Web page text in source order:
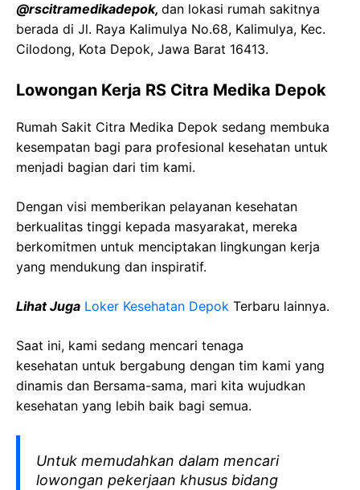
@rscitramedikadepok, dan lokasi rumah sakitnya
berada di Jl. Raya Kalimulya No.68, Kalimulya, Kec.
Cilodong, Kota Depok, Jawa Barat 16413.
Lowongan Kerja RS Citra Medika Depok
Rumah Sakit Citra Medika Depok sedang membuka
kesempatan bagi para profesional kesehatan untuk
menjadi bagian dari tim kami.
Dengan visi memberikan pelayanan kesehatan
berkualitas tinggi kepada masyarakat, mereka
berkomitmen untuk menciptakan lingkungan kerja
yang mendukung dan inspiratif.
Lihat Juga Loker Kesehatan Depok Terbaru lainnya.
Saat ini, kami sedang mencari tenaga
kesehatan untuk bergabung dengan tim kami yang
dinamis dan Bersama-sama, mari kita wujudkan
kesehatan yang lebih baik bagi semua.
Untuk memudahkan dalam mencari
lowongan pekerjaan khusus bidang